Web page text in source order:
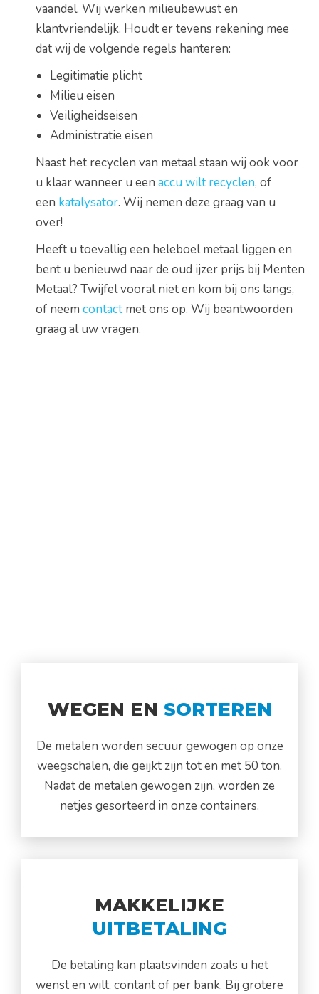
vaandel. Wij werken milieubewust en
klantvriendelijk. Houdt er tevens rekening mee
dat wij de volgende regels hanteren:
Legitimatie plicht
Milieu eisen
Veiligheidseisen
Administratie eisen
Naast het recyclen van metaal staan wij ook voor
u klaar wanneer u een accu wilt recyclen, of
een katalysator. Wij nemen deze graag van u
over!
Heeft u toevallig een heleboel metaal liggen en
bent u benieuwd naar de oud ijzer prijs bij Menten
Metaal? Twijfel vooral niet en kom bij ons langs,
of neem contact met ons op. Wij beantwoorden
graag al uw vragen.
WEGEN EN SORTEREN
De metalen worden secuur gewogen op onze
weegschalen, die geijkt zijn tot en met 50 ton.
Nadat de metalen gewogen zijn, worden ze
netjes gesorteerd in onze containers.
MAKKELIJKE
UITBETALING
De betaling kan plaatsvinden zoals u het
wenst en wilt, contant of per bank. Bij grotere